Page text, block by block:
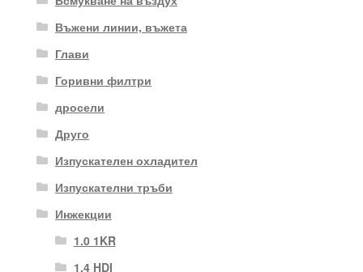
Въжени линии, въжета
Глави
Горивни филтри
дросели
Друго
Изпускателен охладител
Изпускателни тръби
Инжекции
1.0 1KR
1.4 HDI